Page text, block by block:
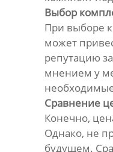
Выбор
При выборе
может
репутацию
мнением у
Сравнение
Конечно,
Однако, не
будущем.